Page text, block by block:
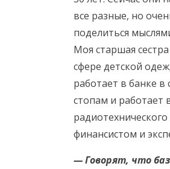
все разные, но
поделиться
Моя старшая
сфере детской
работает в банке
стопам и работает
финансистом и
— Говорят, что